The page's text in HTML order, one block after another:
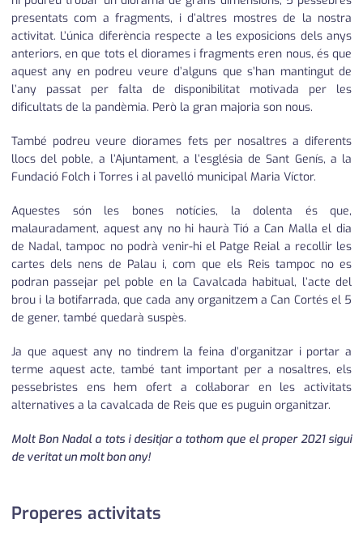
presentats com a fragments, i d’altres mostres de la nostra
activitat. L’única diferència respecte a les exposicions dels anys
anteriors, en que tots el diorames i fragments eren nous, és que
aquest any en podreu veure d’alguns que s’han mantingut de
l’any passat per falta de disponibilitat motivada per les
dificultats de la pandèmia. Però la gran majoria son nous.
També podreu veure diorames fets per nosaltres a diferents
llocs del poble, a l’Ajuntament, a l’església de Sant Genís, a la
Fundació Folch i Torres i al pavelló municipal Maria Víctor.
Aquestes són les bones notícies, la dolenta és que,
malauradament, aquest any no hi haurà Tió a Can Malla el dia
de Nadal, tampoc no podrà venir-hi el Patge Reial a recollir les
cartes dels nens de Palau i, com que els Reis tampoc no es
podran passejar pel poble en la Cavalcada habitual, l’acte del
brou i la botifarrada, que cada any organitzem a Can Cortés el 5
de gener, també quedarà suspès.
Ja que aquest any no tindrem la feina d’organitzar i portar a
terme aquest acte, també tant important per a nosaltres, els
pessebristes ens hem ofert a col·laborar en les activitats
alternatives a la cavalcada de Reis que es puguin organitzar.
Molt Bon Nadal a tots i desitjar a tothom que el proper 2021 sigui
de veritat un molt bon any!
Properes activitats